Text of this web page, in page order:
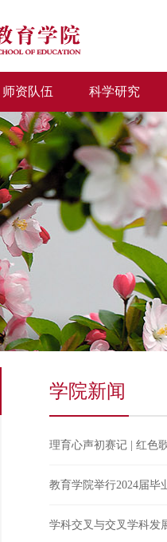
师资队伍 科学研究
学院新闻
理育心声初赛记 | 红色
教育学院举行2024届毕
学科交叉与交叉学科发